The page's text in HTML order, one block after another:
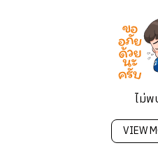
ทำงา
เพื่อให้บริการลูกค้าได้อย่า
งานอื่นๆ ที่ได้รับมอบหมา
หมายเพิ่มเติม เช่น ช่วยทำค
*ข้อมูลนี้อาจมีการเปลี่ยนแปล
ไม่พ
VIEW